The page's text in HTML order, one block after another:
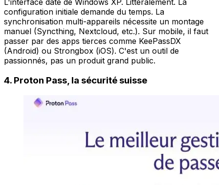
L'interface date de Windows XP. Littéralement. La
configuration initiale demande du temps. La
synchronisation multi-appareils nécessite un montage
manuel (Syncthing, Nextcloud, etc.). Sur mobile, il faut
passer par des apps tierces comme KeePassDX
(Android) ou Strongbox (iOS). C'est un outil de
passionnés, pas un produit grand public.
4. Proton Pass, la sécurité suisse